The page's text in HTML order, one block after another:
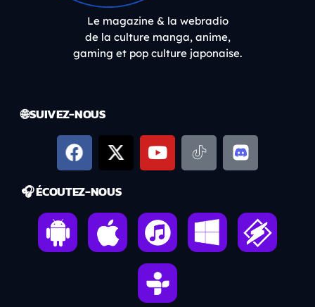
Le magazine & la webradio
de la culture manga, anime,
gaming et pop culture japonaise.
🌐 SUIVEZ-NOUS
🎧 ÉCOUTEZ-NOUS